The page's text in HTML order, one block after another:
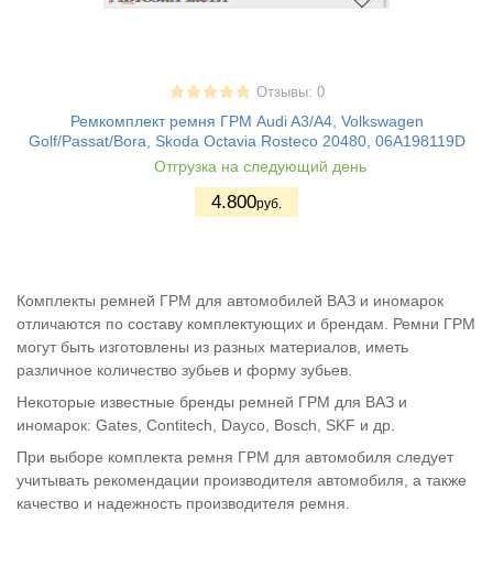
Отзывы: 0
Ремкомплект ремня ГРМ Audi A3/A4, Volkswagen
Golf/Passat/Bora, Skoda Octavia Rosteco 20480, 06A198119D
Отгрузка на следующий день
4.800руб.
Комплекты ремней ГРМ для автомобилей ВАЗ и иномарок
отличаются по составу комплектующих и брендам. Ремни ГРМ
могут быть изготовлены из разных материалов, иметь
различное количество зубьев и форму зубьев.
Некоторые известные бренды ремней ГРМ для ВАЗ и
иномарок: Gates, Contitech, Dayco, Bosch, SKF и др.
При выборе комплекта ремня ГРМ для автомобиля следует
учитывать рекомендации производителя автомобиля, а также
качество и надежность производителя ремня.